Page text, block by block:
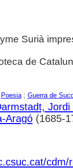
Surià
de
Poesia; Guerra de
Jordi
Aragó(1685-
cdm/